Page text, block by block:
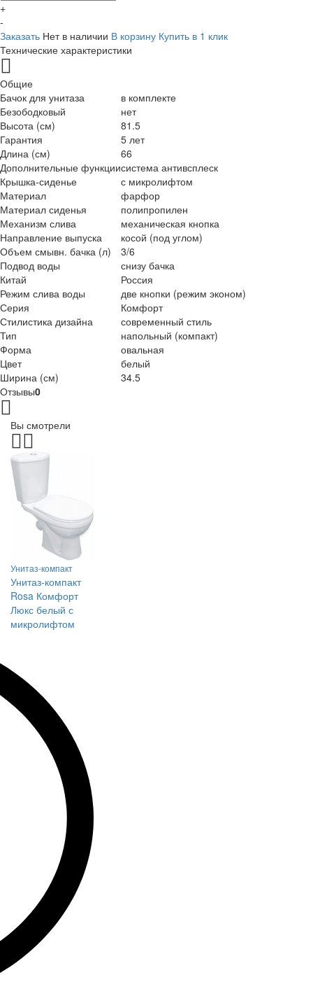
+
-
Заказать Нет в наличии В корзину Купить в 1 клик
Технические характеристики
Общие
Бачок для унитаза
в комплекте
Безободковый
нет
Высота (см)
81.5
Гарантия
5 лет
Длина (см)
66
Дополнительные функциисистема антивсплеск
Крышка-сиденье
с микролифтом
Материал
фарфор
Материал сиденья
полипропилен
Механизм слива
механическая кнопка
Направление выпуска
косой (под углом)
Объем смывн. бачка (л)
3/6
Подвод воды
снизу бачка
Китай
Россия
Режим слива воды
две кнопки (режим эконом)
Серия
Комфорт
Стилистика дизайна
современный стиль
Тип
напольный (компакт)
Форма
овальная
Цвет
белый
Ширина (см)
34.5
Отзывы0
Вы смотрели
Унитаз-компакт
Унитаз-компакт
Rosa Комфорт
Люкс белый с
микролифтом